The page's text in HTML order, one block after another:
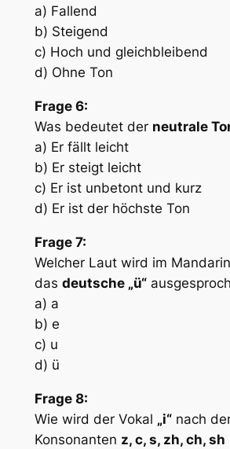
a) Fallend
b) Steigend
c) Hoch und gleichbleibend
d) Ohne Ton
Frage 6:
Was bedeutet der neutrale
a) Er fällt leicht
b) Er steigt leicht
c) Er ist unbetont und kurz
d) Er ist der höchste Ton
Frage 7:
Welcher Laut wird im
das deutsche „ü“
a) a
b) e
c) u
d) ü
Frage 8:
Wie wird der Vokal „i“nach
Konsonanten z, c, s, zh, ch, sh